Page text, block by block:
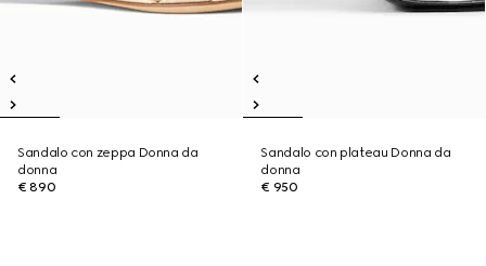
Sandalo con zeppa Donna da
donna
€ 890
Sandalo con plateau Donna da
donna
€ 950